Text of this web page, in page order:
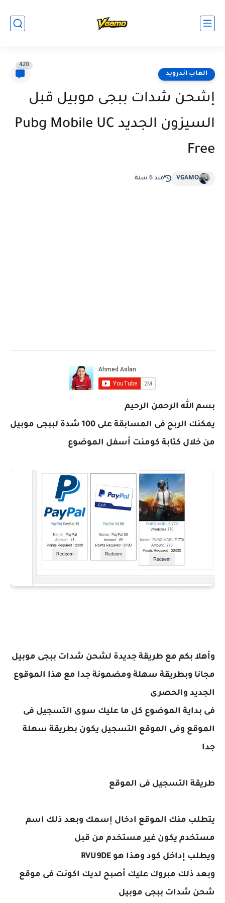
العاب اندرويد
420
إشحن شدات ببجى موبيل قبل
السيزون الجديد Pubg Mobile UC
Free
VGAMO منذ 6 سنة
بسم الله الرحمن الرحيم
يمكنك الربح فى المسابقة على 100 شدة لببجى موبيل
من خلال كتابة كومنت أسفل الموضوع
وأهلا بكم مع طريقة جديدة لشحن شدات ببجى موبيل
مجانا وبطريقة سهلة ومضمونة جدا مع هذا الموقوع
الجديد والحصرى
فى بداية الموضوع كل ما عليك سوى التسجيل فى
الموقع وفى الموقع التسجيل يكون بطريقة سهلة
جدا
طريقة التسجيل فى الموقع
يتطلب منك الموقع ادخال إسمك وبعد ذلك اسم
مستخدم يكون غير مستخدم من قبل
ويطلب إداخل كود وهذا هو RVU9DE
وبعد ذلك مبروك عليك أصبح لديك اكونت فى موقع
شحن شدات ببجى موبيل